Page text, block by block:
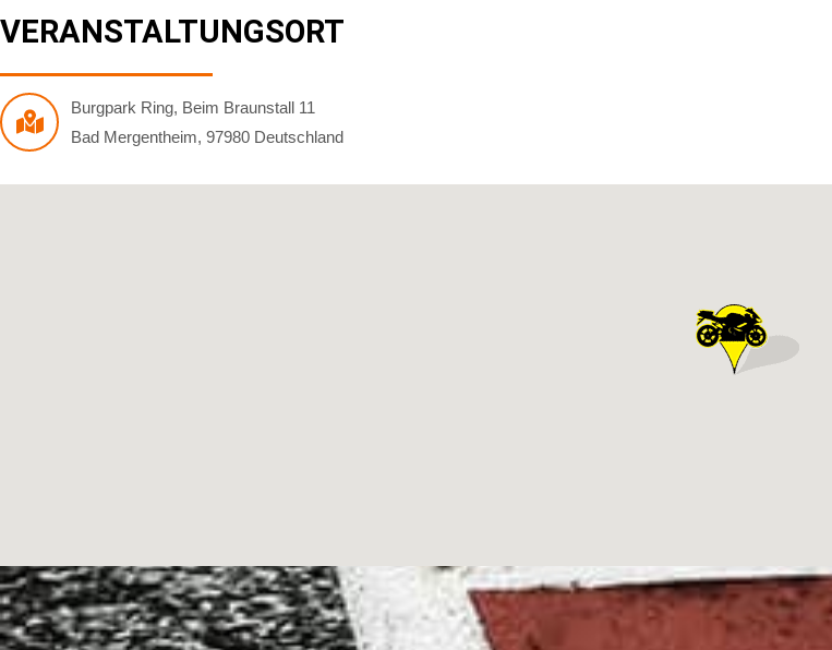
VERANSTALTUNGSORT
Burgpark Ring, Beim Braunstall 11
Bad Mergentheim, 97980 Deutschland